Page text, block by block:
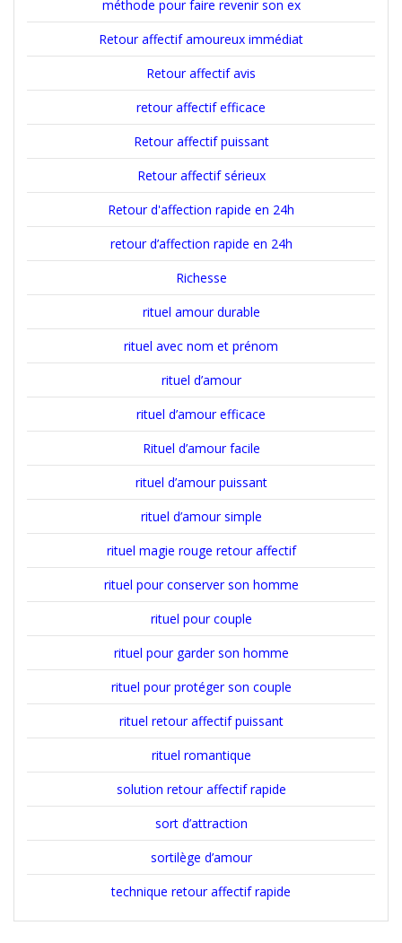
méthode pour faire revenir son ex
Retour affectif amoureux immédiat
Retour affectif avis
retour affectif efficace
Retour affectif puissant
Retour affectif sérieux
Retour d'affection rapide en 24h
retour d’affection rapide en 24h
Richesse
rituel amour durable
rituel avec nom et prénom
rituel d’amour
rituel d’amour efficace
Rituel d’amour facile
rituel d’amour puissant
rituel d’amour simple
rituel magie rouge retour affectif
rituel pour conserver son homme
rituel pour couple
rituel pour garder son homme
rituel pour protéger son couple
rituel retour affectif puissant
rituel romantique
solution retour affectif rapide
sort d’attraction
sortilège d’amour
technique retour affectif rapide